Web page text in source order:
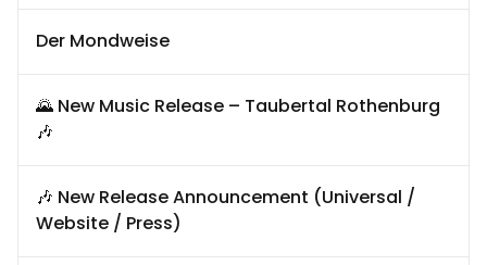
Der Mondweise
🌄 New Music Release – Taubertal Rothenburg
🎶
🎶 New Release Announcement (Universal /
Website / Press)